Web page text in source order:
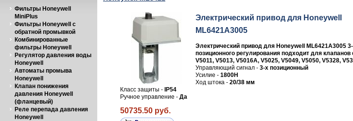
Фильтры Honeywell
MiniPlus
Фильтры Honeywell с
обратной промывкой
Комбинированные
фильтры Honeywell
Регулятор давления воды
Honeywell
Автоматы промыва
Honeywell
Клапан понижения
давления Honeywell
(фланцевый)
Реле перепада давления
Honeywell
Электрический привод для Honeywell
ML6421A3005
Электрический привод для Honeywell ML6421A3005
позиционного регулирования подходит для клапанов
V5011, V5013, V5016A, V5025, V5049, V5050, V5328,
Управляющий сигнал -3-х позиционный
Усилие - 1800Н
Ход штока - 20/38 мм
Класс защиты -IP54
Ручное управление - Да
50735.50 руб.